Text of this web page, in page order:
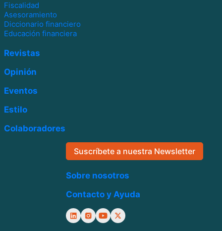
Fiscalidad
Asesoramiento
Diccionario financiero
Educación financiera
Revistas
Opinión
Eventos
Estilo
Colaboradores
Suscríbete a nuestra Newsletter
Sobre nosotros
Contacto y Ayuda